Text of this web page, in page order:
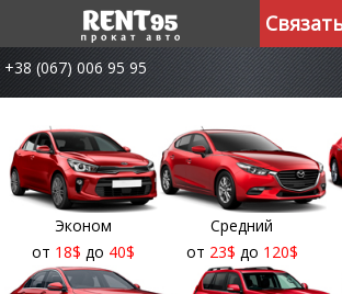
+38 (067) 006 95 95
Эконом
от 18$ до 40$
Средний
от 23$ до 120$